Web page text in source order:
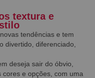
textura e
tendências e tem
divertido, diferenciado,
deseja sair do óbvio,
cores e opções, com uma